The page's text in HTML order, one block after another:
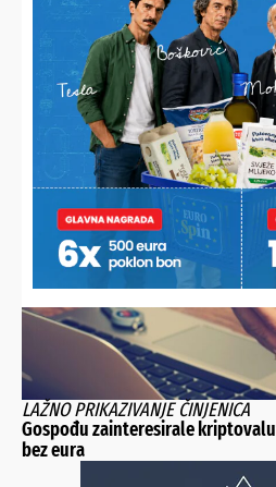
POČELO JE ZAGRIJAVANJE ZA
Peče se vol težak 660 kila i
LAŽNO PRIKAZIVANJE ČINJENICA
Gospođu zainteresirale
bez eura